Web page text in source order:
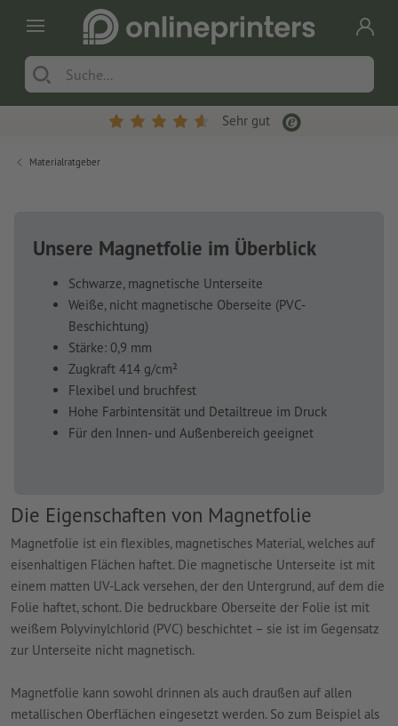
Sehr gut
Materialratgeber
Unsere Magnetfolie im Überblick
Schwarze, magnetische Unterseite
Weiße, nicht magnetische Oberseite (PVC-
Beschichtung)
Stärke: 0,9 mm
Zugkraft 414 g/cm²
Flexibel und bruchfest
Hohe Farbintensität und Detailtreue im Druck
Für den Innen- und Außenbereich geeignet
Die Eigenschaften von Magnetfolie
Magnetfolie ist ein flexibles, magnetisches Material, welches auf
eisenhaltigen Flächen haftet. Die magnetische Unterseite ist mit
einem matten UV-Lack versehen, der den Untergrund, auf dem die
Folie haftet, schont. Die bedruckbare Oberseite der Folie ist mit
weißem Polyvinylchlorid (PVC) beschichtet – sie ist im Gegensatz
zur Unterseite nicht magnetisch.
Magnetfolie kann sowohl drinnen als auch draußen auf allen
metallischen Oberflächen eingesetzt werden. So zum Beispiel als